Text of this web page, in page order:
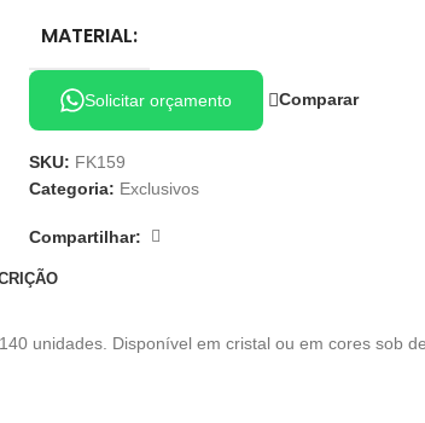
MATERIAL:
Solicitar orçamento Comparar
SKU: FK159
Categoria: Exclusivos
Compartilhar:
unidades. Disponível em cristal ou em cores sob